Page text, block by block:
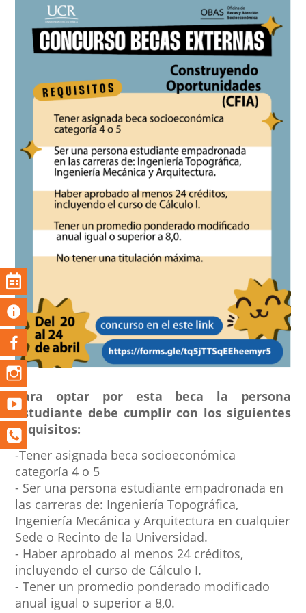
Para optar por esta beca la persona
estudiante debe cumplir con los siguientes
requisitos:
-Tener asignada beca socioeconómica
categoría 4 o 5
- Ser una persona estudiante empadronada en
las carreras de: Ingeniería Topográfica,
Ingeniería Mecánica y Arquitectura en cualquier
Sede o Recinto de la Universidad.
- Haber aprobado al menos 24 créditos,
incluyendo el curso de Cálculo I.
- Tener un promedio ponderado modificado
anual igual o superior a 8,0.